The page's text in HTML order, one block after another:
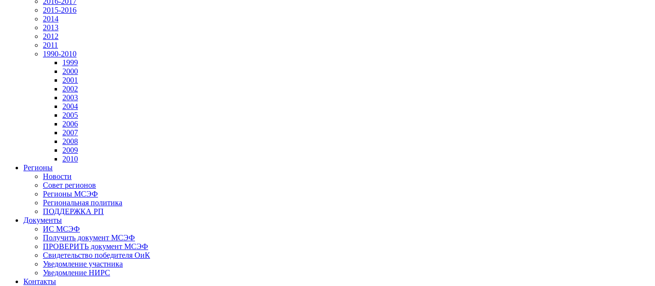
2015-2016
2014
2013
2012
2011
1990-2010
1999
2000
2001
2002
2003
2004
2005
2006
2007
2008
2009
2010
Регионы
Новости
Совет регионов
Регионы МСЭФ
Региональная политика
ПОДДЕРЖКА РП
Документы
ИС МСЭФ
Получить документ МСЭФ
ПРОВЕРИТЬ документ МСЭФ
Свидетельство победителя ОиК
Уведомление участника
Уведомление НИРС
Контакты